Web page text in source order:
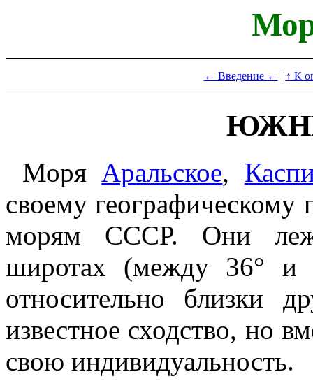
← Введение ← | ↑ К
Моря Аральское,
своему
морям СССР. Они
широтах (между 36° и
относительно близки
известное сходство, но
свою индивидуальность.